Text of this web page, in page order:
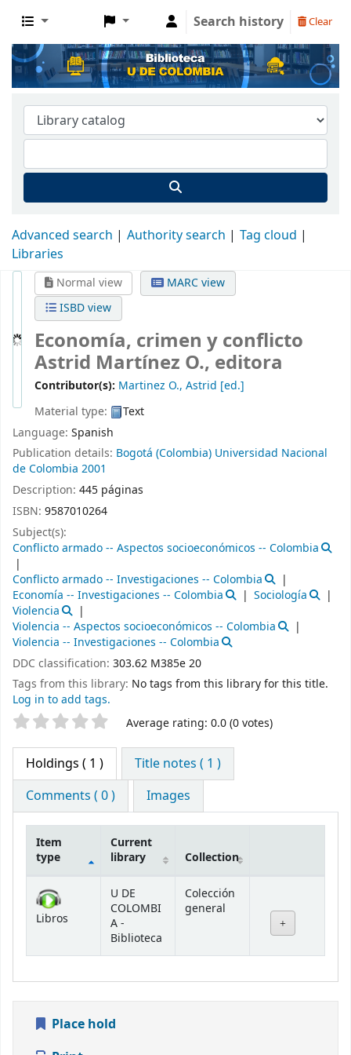
Search history Clear
Advanced search Authority search
Tag cloud
Libraries
Normal view
MARC view
ISBD view
Economía, crimen y conflicto
Astrid Martínez O., editora
Contributor(s): Martinez O., Astrid [ed.]
Material type:
Text
Language: Spanish
Publication details: Bogotá (Colombia) Universidad Nacional
de Colombia 2001
Description: 445 páginas
ISBN: 9587010264
Subject(s):
Conflicto armado -- Aspectos socioeconómicos -- Colombia
Conflicto armado -- Investigaciones -- Colombia
Economía -- Investigaciones -- Colombia
Sociología
Violencia
Violencia -- Aspectos socioeconómicos -- Colombia
Violencia -- Investigaciones -- Colombia
DDC classification: 303.62 M385e 20
Tags from this library: No tags from this library for this title.
Log in to add tags.
Star ratings Average rating: 0.0 (0 votes)
Holdings ( 1 )
Title notes ( 1 )
Comments ( 0 )
Images
Holdings
Item
type
Current
library
Collection
Libros
U DE
COLOMBI
A -
Biblioteca
Colección
general
Place hold